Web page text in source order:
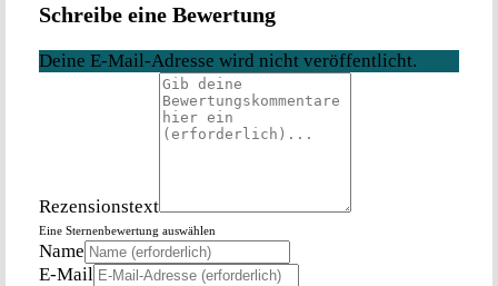
Schreibe eine Bewertung
Deine E-Mail-Adresse wird nicht veröffentlicht.
Rezensionstext
Eine Sternenbewertung auswählen
Name
E-Mail